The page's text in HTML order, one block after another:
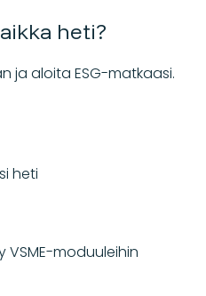
heti?
ja aloita ESG-matkaasi.
heti
moduuleihin